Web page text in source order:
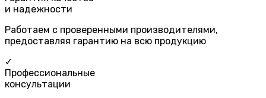
и надежности
Работаем с проверенными производителями,
предоставляя гарантию на всю продукцию
✓
Профессиональные
консультации